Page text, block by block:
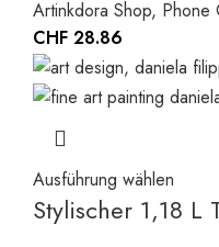
Artinkdora Shop, Phone
CHF 28.86
Ausführung wählen
Stylischer 1,18 L